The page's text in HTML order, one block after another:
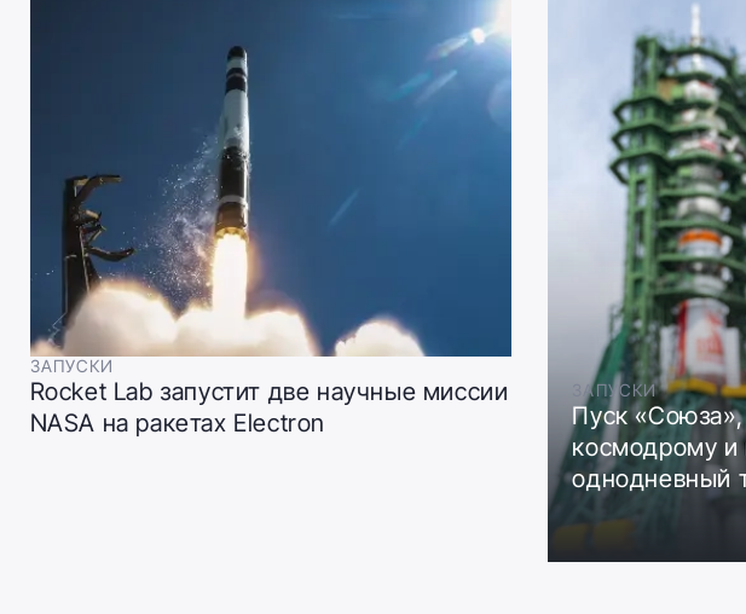
ЗАПУСКИ
Rocket Lab запустит две научные миссии
NASA на ракетах Electron
ЗАПУСКИ
Пуск «Союза»,
космодрому и
однодневный